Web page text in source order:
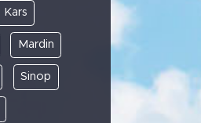
Kars
Mardin
Sinop